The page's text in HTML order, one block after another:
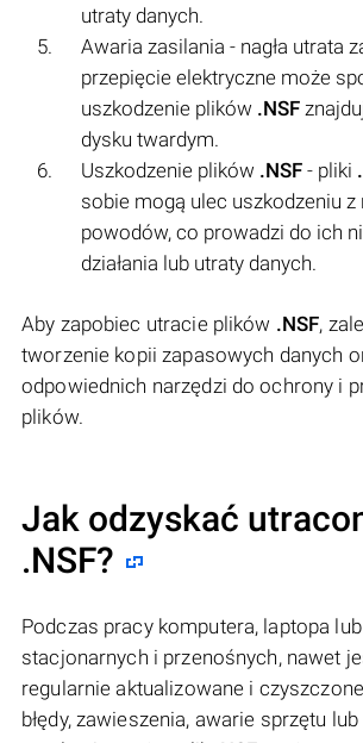
utraty danych.
Awaria zasilania - nagła utrata
przepięcie elektryczne może
uszkodzenie plików .NSF
dysku twardym.
Uszkodzenie plików .NSF - pliki
sobie mogą ulec uszkodzeniu z
powodów, co prowadzi do ich
działania lub utraty danych.
Aby zapobiec utracie plików .NSF,
tworzenie kopii zapasowych danych
odpowiednich narzędzi do ochrony i
plików.
Jak odzyskać
.NSF?
Podczas pracy komputera, laptopa
stacjonarnych i przenośnych, nawet
regularnie aktualizowane i
błędy, zawieszenia, awarie sprzętu